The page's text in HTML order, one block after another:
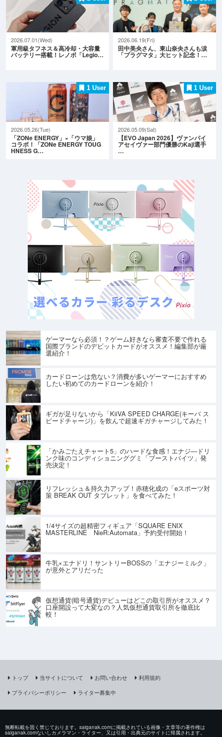
2026.07.01(Wed)
軍用級タフネス＆高冷却・大容量
バッテリー搭載！レノボ「Legio…
2026.06.19(Fri)
田中美央さん、東山奈央さんも涙
「プラグマタ」大ヒット記念！…
1 User
2026.05.26(Tue)
「ZONe ENERGY」×「ウマ娘」
コラボ！「ZONe ENERGY TOUG
HNESS G…
1 User
2026.05.09(Sat)
【EVO Japan 2026】ヴァンパイ
アセイヴァー部門優勝のKaji選手
…
ゲーマーなら必須！？ゲーム好きなら審査不要で作れる
国際ブランドのデビットカードがオススメ！編集部が厳
選紹介！
カードローンは危ない？消費が多いゲーマーにおすすめ
したい初めてのカードローンを紹介！
ギガが足りないから「KiiVA SPEED CHARGE(キーバ ス
ピードチャージ)」を飲んで超速ギガチャージしてみた！
「かみごたえチャート5」のハードな食感！エナジ―ドリ
ンク味のコンディショニンググミ「ブーストバイツ」発
売決定！
リフレッシュ＆持久力アップ！赤穂化成の「eスポーツ対
策 BREAK OUT タブレット」を食べてみた！
1/4サイズの超精密フィギュア「SQUARE ENIX
MASTERLINE NieR:Automata」予約受付開始！
牛乳×エナドリ！サントリーBOSSの「エナジーミルク」
が意外とアリだった
仮想通貨(暗号通貨)デビューはどこの取引所がオススメ？
口座開設って大変なの？人気仮想通貨取引所を徹底比
較！
トップ 当サイトについて お問い合わせ
利用規約
プライバシーポリシー
ライター募集中
無断転載を固く禁じております。saiganak.comに掲載されている画像・文章等の著作権は
saiganak.comないしカメラマン・ライター、又は引用・出典元のサイトに帰属されます。